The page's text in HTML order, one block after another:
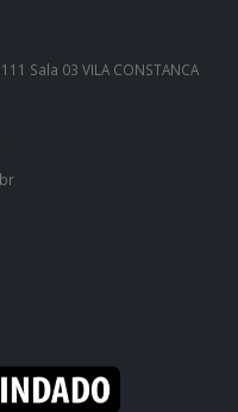
Sala 03 VILA CONSTANCA